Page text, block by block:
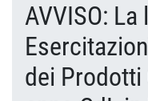
AVVISO:
dei